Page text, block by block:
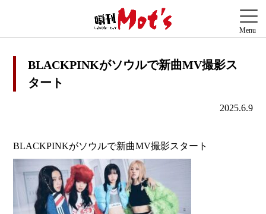
BLACKPINKがソウルで新曲MV撮影ス
タート
2025.6.9
BLACKPINKがソウルで新曲MV撮影スタート